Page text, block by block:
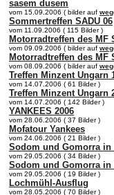
sasem dusem
vom 15.09.2006 ( bilder auf
Sommertreffen SADU 06
vom 11.09.2006 ( 115 Bilder )
Motorradtreffen des MF
vom 09.09.2006 ( bilder auf
Motorradtreffen des MF
vom 08.09.2006 ( bilder auf
Treffen Minzent Ungarn
vom 14.07.2006 ( 61 Bilder )
Treffen Minzent Ungarn
vom 14.07.2006 ( 142 Bilder )
YANKEES 2006
vom 28.06.2006 ( 37 Bilder )
Mofatour Yankees
vom 24.06.2006 ( 21 Bilder )
Sodom und Gomorra in
vom 29.05.2006 ( 34 Bilder )
Sodom und Gomorra in
vom 29.05.2006 ( 19 Bilder )
Lochmühl-Ausflug
vom 28.05.2006 ( 70 Bilder )